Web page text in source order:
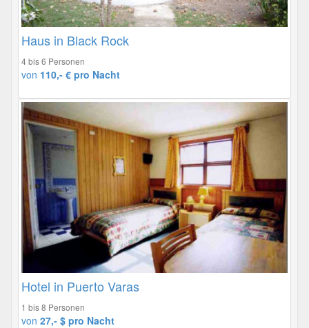
Haus in Black Rock
4 bis 6 Personen
von 110,- € pro Nacht
Hotel in Puerto Varas
1 bis 8 Personen
von 27,- $ pro Nacht